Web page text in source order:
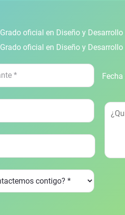
Grado oficial en Diseño y
Grado oficial en Diseño y